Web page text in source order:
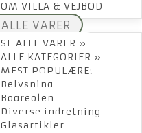
OM VILLA & VEJBOD
ALLE VARER
SE ALLE VARER »
ALLE KATEGORIER »
MEST POPULÆRE:
Belysning
Bogreolen
Diverse indretning
Glasartikler